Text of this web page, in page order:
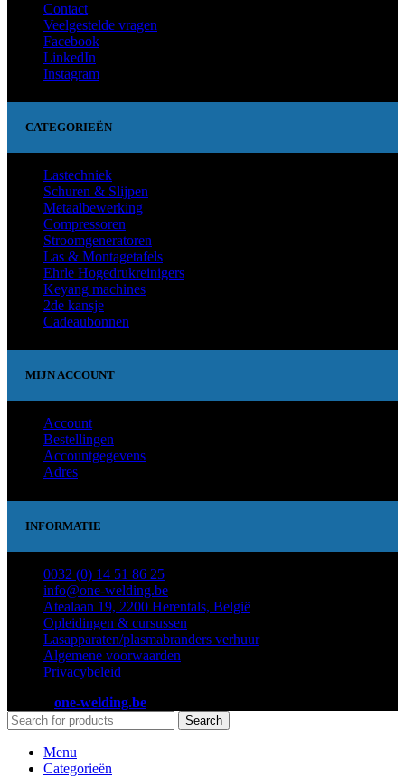
Contact
Veelgestelde vragen
Facebook
LinkedIn
Instagram
CATEGORIEËN
Lastechniek
Schuren & Slijpen
Metaalbewerking
Compressoren
Stroomgeneratoren
Las & Montagetafels
Ehrle Hogedrukreinigers
Keyang machines
2de kansje
Cadeaubonnen
MIJN ACCOUNT
Account
Bestellingen
Accountgegevens
Adres
INFORMATIE
0032 (0) 14 51 86 25
info@one-welding.be
Atealaan 19, 2200 Herentals, België
Opleidingen & cursussen
Lasapparaten/plasmabranders verhuur
Algemene voorwaarden
Privacybeleid
one-welding.be
Search
Menu
Categorieën